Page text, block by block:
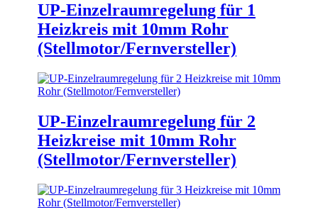
UP-Einzelraumregelung für 1
Heizkreis mit 10mm Rohr
(Stellmotor/Fernversteller)
UP-Einzelraumregelung für 2
Heizkreise mit 10mm Rohr
(Stellmotor/Fernversteller)